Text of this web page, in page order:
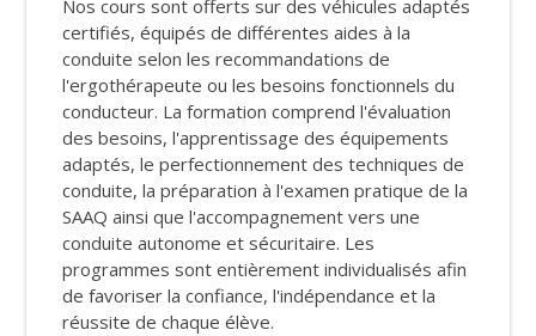
Nos cours sont offerts sur des véhicules adaptés
certifiés, équipés de différentes aides à la
conduite selon les recommandations de
l'ergothérapeute ou les besoins fonctionnels du
conducteur. La formation comprend l'évaluation
des besoins, l'apprentissage des équipements
adaptés, le perfectionnement des techniques de
conduite, la préparation à l'examen pratique de la
SAAQ ainsi que l'accompagnement vers une
conduite autonome et sécuritaire. Les
programmes sont entièrement individualisés afin
de favoriser la confiance, l'indépendance et la
réussite de chaque élève.